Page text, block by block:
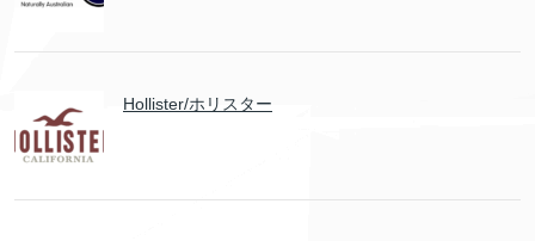
Hollister/ホリスター